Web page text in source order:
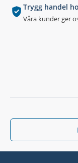
Trygg handel
Våra kunder ger